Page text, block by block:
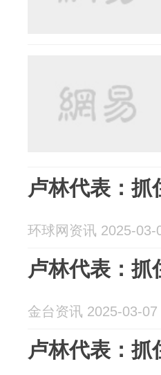
卢林代表：抓
环球网资讯 2025-03-
卢林代表：抓
金台资讯 2025-03-07
卢林代表：抓